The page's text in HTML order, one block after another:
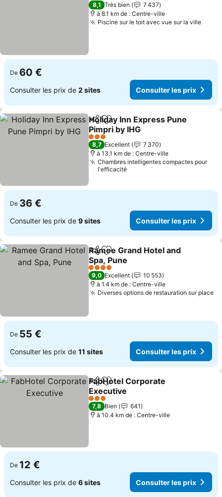
8,1 Très bien
7 437
à 8.1 km de : Centre-ville
Piscine sur le toit avec vue sur la ville
De 60 €
Consulter les prix de 2 sites Consulter les prix
PartagerAjouter à mes favoris
Holiday Inn Express Pune
Pimpri by IHG
Consulter les prix
3 Étoiles
8,7 Excellent
7 370
à 13.1 km de : Centre-ville
Chambres intelligentes compactes pour
l'efficacité
De 36 €
Consulter les prix de 9 sites Consulter les prix
PartagerAjouter à mes favoris
Ramee Grand Hotel and
Spa, Pune
Consulter les prix
4 Étoiles
9,0 Excellent
10 553
à 1.4 km de : Centre-ville
Diverses options de restauration sur place
De 55 €
Consulter les prix de 11 sites Consulter les prix
PartagerAjouter à mes favoris
FabHotel Corporate
Executive
Consulter les prix
3 Étoiles
7,8 Bien
641
à 10.4 km de : Centre-ville
De 12 €
Consulter les prix de 6 sites Consulter les prix